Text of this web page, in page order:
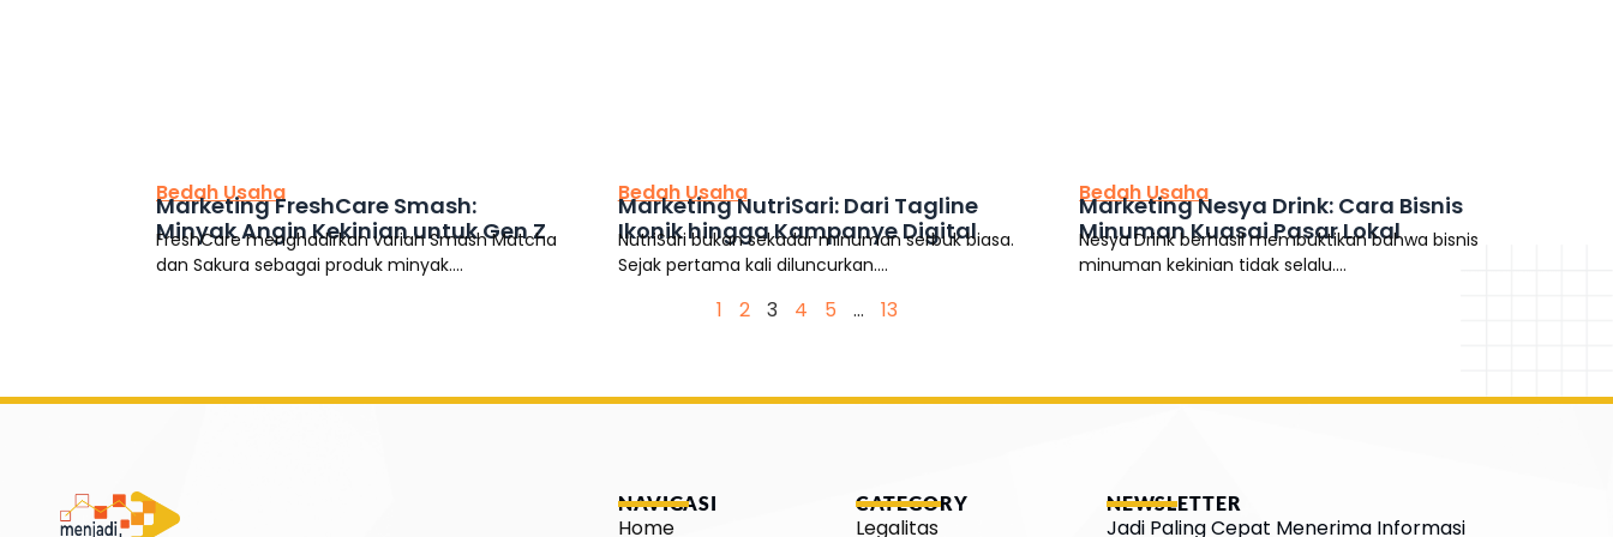
Bedah Usaha
Marketing FreshCare Smash:
Minyak Angin Kekinian untuk Gen Z
FreshCare menghadirkan varian Smash Matcha
dan Sakura sebagai produk minyak....
Bedah Usaha
Marketing NutriSari: Dari Tagline
Ikonik hingga Kampanye Digital
NutriSari bukan sekadar minuman serbuk biasa.
Sejak pertama kali diluncurkan....
Bedah Usaha
Marketing Nesya Drink: Cara Bisnis
Minuman Kuasai Pasar Lokal
Nesya Drink berhasil membuktikan bahwa bisnis
minuman kekinian tidak selalu....
1 2 3 4 5 … 13
NAVIGASI
Home
CATEGORY
Legalitas
NEWSLETTER
Jadi Paling Cepat Menerima Informasi